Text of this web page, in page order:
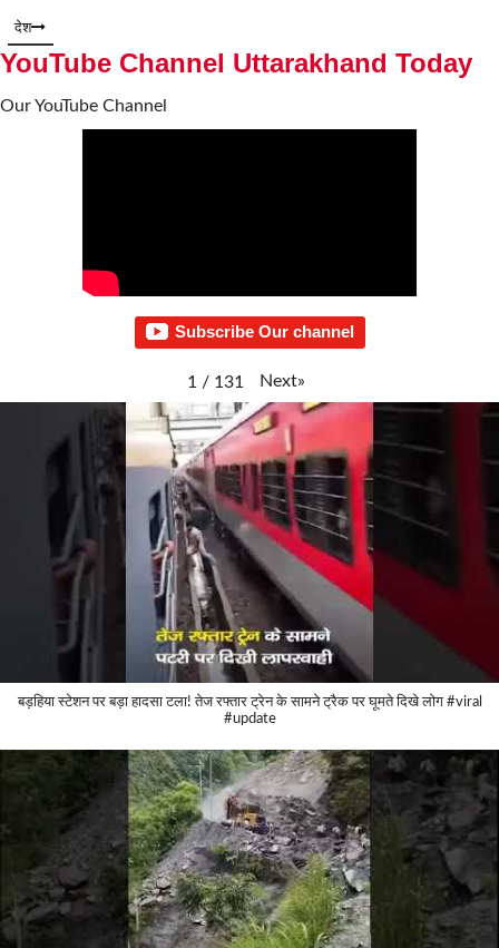
देश
YouTube Channel Uttarakhand Today
Our YouTube Channel
Subscribe Our channel
1 / 131 Next»
बड़हिया स्टेशन पर बड़ा हादसा टला! तेज रफ्तार ट्रेन के सामने ट्रैक पर घूमते दिखे लोग #viral
#update